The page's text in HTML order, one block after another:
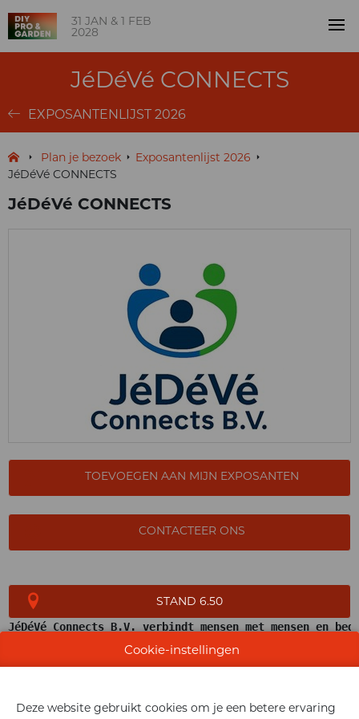
31 JAN & 1 FEB
2028
JéDéVé CONNECTS
EXPOSANTENLIJST 2026
Plan je bezoek
Exposantenlijst 2026
JéDéVé CONNECTS
JéDéVé CONNECTS
TOEVOEGEN AAN MIJN EXPOSANTEN
CONTACTEER ONS
STAND 6.50
JéDéVé Connects B.V. verbindt mensen met mensen en
op een manier die waarde toevoegt voor alle
Cookie-instellingen
Deze website gebruikt cookies om je een betere ervaring